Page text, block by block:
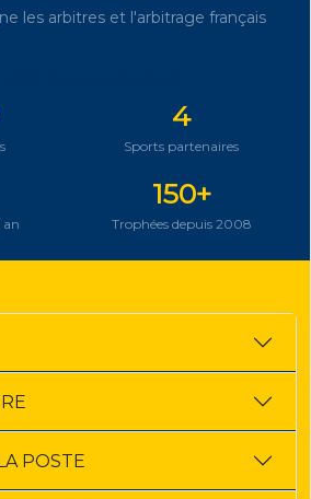
les arbitres et l'arbitrage français
4
Sports partenaires
an
150+
Trophées depuis 2008
POSTE